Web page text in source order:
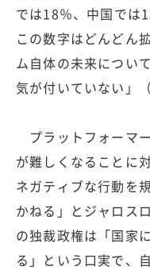
では18％、中国では
この数字はどんどん
ム自体の未来につい
気が付いていない」
プラットフォーマ
が難しくなることに
ネガティブな行動を
かねる」とジャロス
の独裁政権は「国家
る」という口実で、